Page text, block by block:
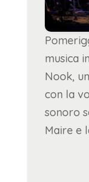
musica
Nook,
con la
sonoro
Maire e